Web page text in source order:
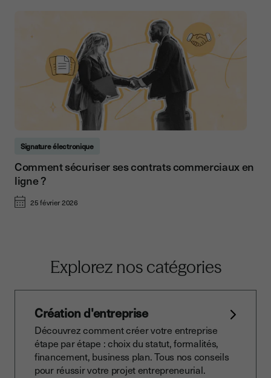
Signature électronique
Comment sécuriser ses contrats commerciaux en
ligne ?
25 février 2026
Explorez nos catégories
Création d'entreprise
Découvrez comment créer votre entreprise
étape par étape : choix du statut, formalités,
financement, business plan. Tous nos conseils
pour réussir votre projet entrepreneurial.